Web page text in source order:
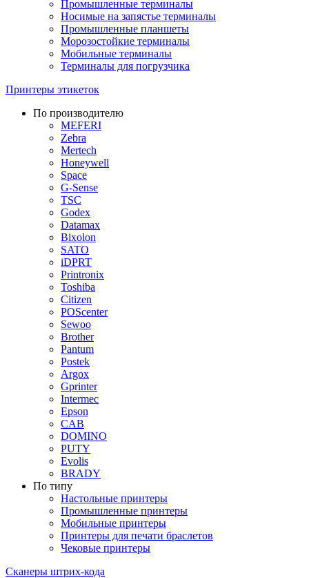
Промышленные терминалы
Носимые на запястье терминалы
Промышленные планшеты
Морозостойкие терминалы
Мобильные терминалы
Терминалы для погрузчика
Принтеры этикеток
По производителю
MEFERI
Zebra
Mertech
Honeywell
Space
G-Sense
TSC
Godex
Datamax
Bixolon
SATO
iDPRT
Printronix
Toshiba
Citizen
POScenter
Sewoo
Brother
Pantum
Postek
Argox
Gprinter
Intermec
Epson
CAB
DOMINO
PUTY
Evolis
BRADY
По типу
Настольные принтеры
Промышленные принтеры
Мобильные принтеры
Принтеры для печати браслетов
Чековые принтеры
Сканеры штрих-кода